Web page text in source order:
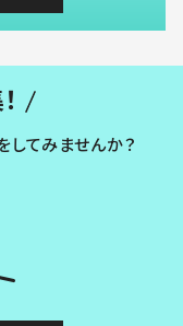
してみませんか？